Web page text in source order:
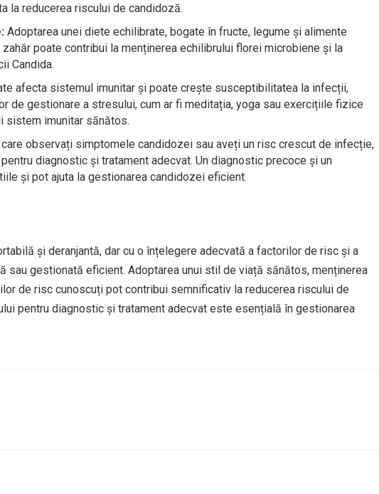
la reducerea riscului de candidoză.
Adoptarea unei diete echilibrate, bogate în fructe, legume și alimente
poate contribui la menținerea echilibrului florei microbiene și la
Candida.
afecta sistemul imunitar și poate crește susceptibilitatea la infecții,
de gestionare a stresului, cum ar fi meditația, yoga sau exercițiile fizice
sistem imunitar sănătos.
care observați simptomele candidozei sau aveți un risc crescut de infecție,
diagnostic și tratament adecvat. Un diagnostic precoce și un
și pot ajuta la gestionarea candidozei eficient.
și deranjantă, dar cu o înțelegere adecvată a factorilor de risc și a
sau gestionată eficient. Adoptarea unui stil de viață sănătos, menținerea
de risc cunoscuți pot contribui semnificativ la reducerea riscului de
pentru diagnostic și tratament adecvat este esențială în gestionarea